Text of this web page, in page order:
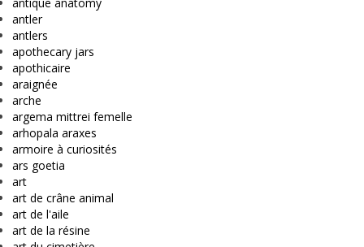
antler
antlers
apothecary jars
apothicaire
araignée
arche
argema mittrei femelle
arhopala araxes
armoire à curiosités
ars goetia
art
art de crâne animal
art de l'aile
art de la résine